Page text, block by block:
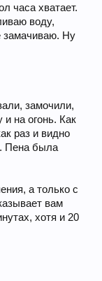
часа хватает.
воду,
замачиваю. Ну
замочили,
на огонь. Как
раз и видно
Пена была
а только с
вам
хотя и 20